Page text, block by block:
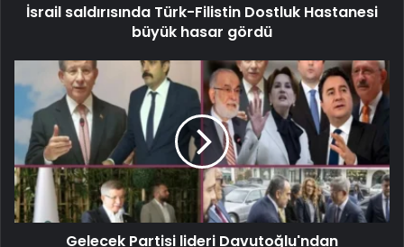
İsrail saldırısında Türk-Filistin Dostluk Hastanesi
büyük hasar gördü
Gelecek Partisi lideri Davutoğlu'ndan